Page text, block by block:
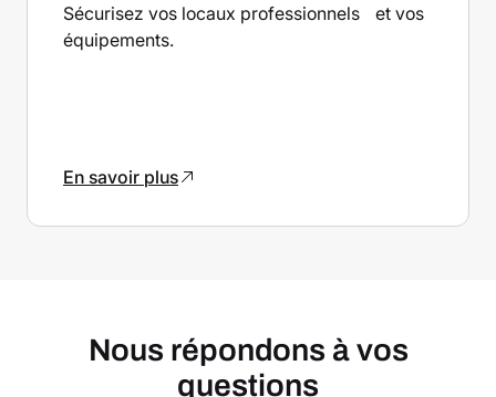
Sécurisez vos locaux professionnels et vos
équipements.
En savoir plus
Nous répondons à vos
questions